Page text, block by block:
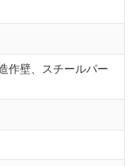
作壁、スチールパー